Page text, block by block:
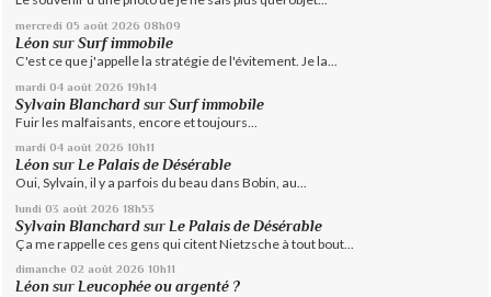
mercredi 05 août 2026 08h09
Léon surSurf immobile
C'est ce que j'appelle la stratégie de l'évitement. Je la...
mardi 04 août 2026 19h14
Sylvain Blanchard surSurf immobile
Fuir les malfaisants, encore et toujours...
mardi 04 août 2026 10h11
Léon surLe Palais de Désérable
Oui, Sylvain, il y a parfois du beau dans Bobin, au...
lundi 03 août 2026 18h53
Sylvain Blanchard sur Le Palais de Désérable
Ça me rappelle ces gens qui citent Nietzsche à tout bout...
dimanche 02 août 2026 10h11
Léon surLeucophée ou argenté ?